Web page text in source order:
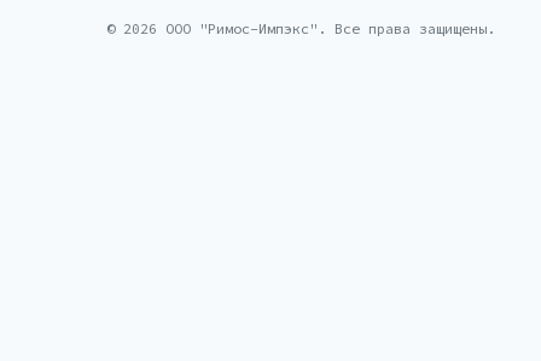
© 2026 ООО "Римос-Импэкс". Все права защищены.